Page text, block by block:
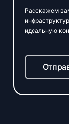
Расскажем
идеальную